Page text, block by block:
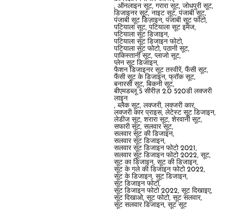
:,ऑनलाइन सूट,गरारा सूट,जोधपुरी सूट,
डिजाइनर सूट,नाइट सूट,पंजाबी सूट,
पंजाबी सूट डिज़ाइन,पंजाबी सूट फोटो,
पटियाला सूट,पटियाला सूट इमेज,
पटियाला सूट डिजाइन,
पटियाला सूट डिजाइन फोटो,
पटियाला सूट फोटो,पठानी सूट,
पाकिस्तानी सूट,प्लाजो सूट,
प्लेन सूट डिजाइन,
फैशन डिजाइनर सूट तस्वीरें,फैंसी सूट,
फैंसी सूट के डिजाइन,फ्रॉक सूट,
बनारसी सूट,बिकनी सूट,
बीएमडब्लू 5 सीरीज़ 2.0 520डी लक्जरी
लाइन
,ब्लैक सूट,लक्जरी,लक्जरी कार,
लक्जरी कार प्राइस,लेटेस्ट सूट डिजाइन,
लेडीज सूट,शरारा सूट,शेरवानी सूट,
सफारी सूट,सलवार सूट,
सलवार सूट की डिजाइन,
सलवार सूट डिजाइन,
सलवार सूट डिजाइन फोटो 2021,
सलवार सूट डिजाइन फोटो 2022,सूट,
सूट का डिजाइन,सूट की डिजाइन,
सूट के गले की डिजाइन फोटो 2022,
सूट के डिजाइन,सूट डिजाइन,
सूट डिजाइन फोटो,
सूट डिजाइन फोटो 2022,सूट दिखाइए,
सूट दिखाओ,सूट फोटो,सूट सलवार,
सूट सलवार डिजाइन,सूट सूट